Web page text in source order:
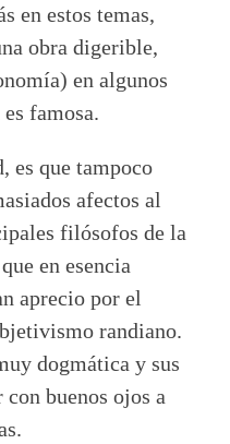
en estos temas,
obra digerible,
en algunos
famosa.
es que tampoco
afectos al
filósofos de la
en esencia
aprecio por el
randiano.
dogmática y sus
buenos ojos a